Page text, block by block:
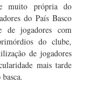
muito própria do
do País Basco
de jogadores com
do clube,
de jogadores
mais tarde